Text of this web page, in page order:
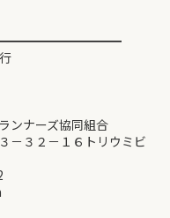
ンナーズ協同組合
３２－１６トリウミビ